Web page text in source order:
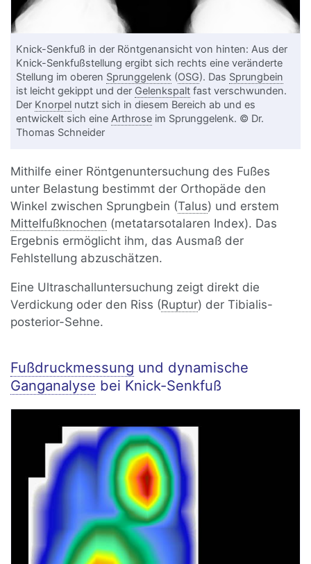
Knick-Senkfuß in der Röntgenansicht von hinten: Aus der
Knick-Senkfußstellung ergibt sich rechts eine veränderte
Stellung im oberen Sprunggelenk (OSG). Das Sprungbein
ist leicht gekippt und der Gelenkspalt fast verschwunden.
Der Knorpel nutzt sich in diesem Bereich ab und es
entwickelt sich eineArthrose im Sprunggelenk. © Dr.
Thomas Schneider
Mithilfe einer Röntgenuntersuchung des Fußes
unter Belastung bestimmt der Orthopäde den
Winkel zwischen Sprungbein (Talus) und erstem
Mittelfußknochen (metatarsotalaren Index). Das
Ergebnis ermöglicht ihm, das Ausmaß der
Fehlstellung abzuschätzen.
Eine Ultraschalluntersuchung zeigt direkt die
Verdickung oder den Riss (Ruptur) der Tibialis-
posterior-Sehne.
Fußdruckmessung und dynamische
Ganganalyse bei Knick-Senkfuß